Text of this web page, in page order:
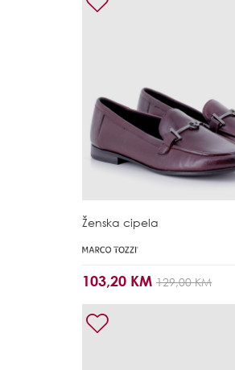
Ženska cipela
103,20 KM 129,00 KM